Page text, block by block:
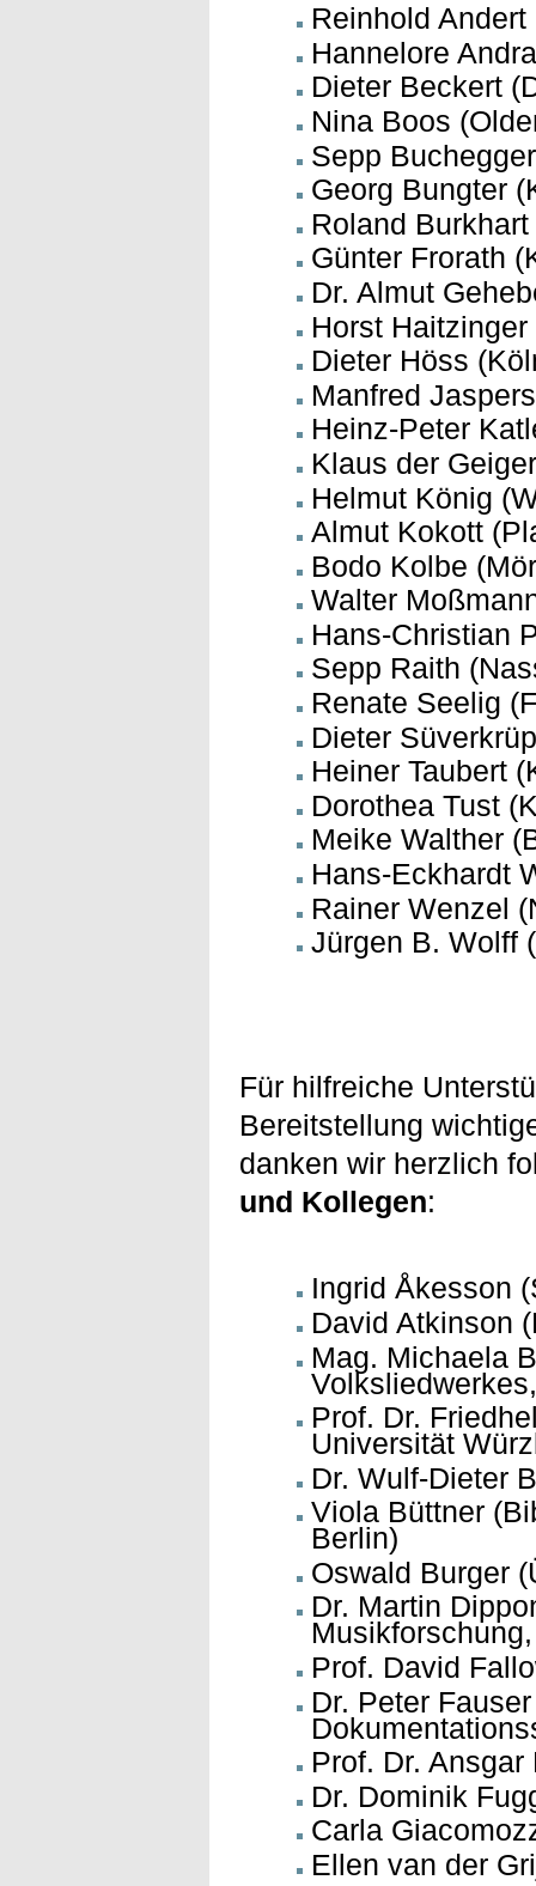
Reinhold Andert
Hannelore
Dieter Beckert
Nina Boos
Sepp
Georg Bungter
Roland
Günter Frorath
Dr. Almut
Horst
Dieter Höss
Manfred
Heinz-Peter
Klaus der
Helmut König
Almut Kokott
Bodo Kolbe
Walter
Hans-Christian
Sepp Raith
Renate Seelig
Dieter
Heiner Taubert
Dorothea Tust
Meike Walther
Hans-Eckhardt
Rainer Wenzel
Jürgen B. Wolff
Für hilfreiche
Bereitstellung
danken wir herzlich
und Kollegen:
Ingrid Åkesson
David Atkinson
Mag. Michaela
Prof. Dr.
Universität
Dr. Wulf-Dieter
Viola Büttner
Berlin)
Oswald Burger
Dr. Martin
Prof. David
Dr. Peter
Prof. Dr.
Dr. Dominik
Carla
Ellen van der